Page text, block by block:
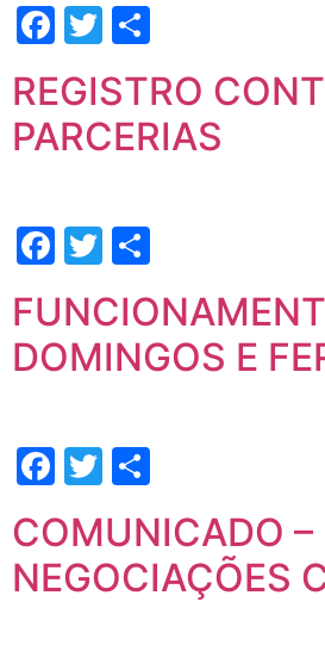
Facebook
Twitter
REGISTRO
PARCERIAS
Facebook
Twitter
DOMINGOS E
Facebook
Twitter
COMUNICADO –
NEGOCIAÇÕES